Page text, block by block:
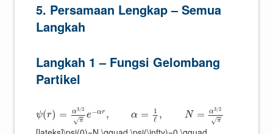
5. Persamaan Lengkap – Semua
Langkah
Langkah 1 – Fungsi Gelombang
Partikel
ψ(r) = α3/2
π
√
e−αr , α =
1
ℓ , N = α3/2
π
√